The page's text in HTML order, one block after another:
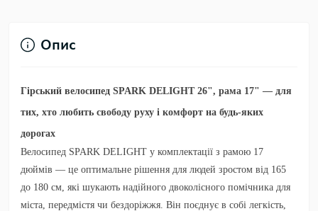
Опис
Гірський велосипед SPARK DELIGHT 26", рама 17" — для
тих, хто любить свободу руху і комфорт на будь-яких
дорогах
Велосипед SPARK DELIGHT у комплектації з рамою 17
дюймів — це оптимальне рішення для людей зростом від 165
до 180 см, які шукають надійного двоколісного помічника для
міста, передмістя чи бездоріжжя. Він поєднує в собі легкість,